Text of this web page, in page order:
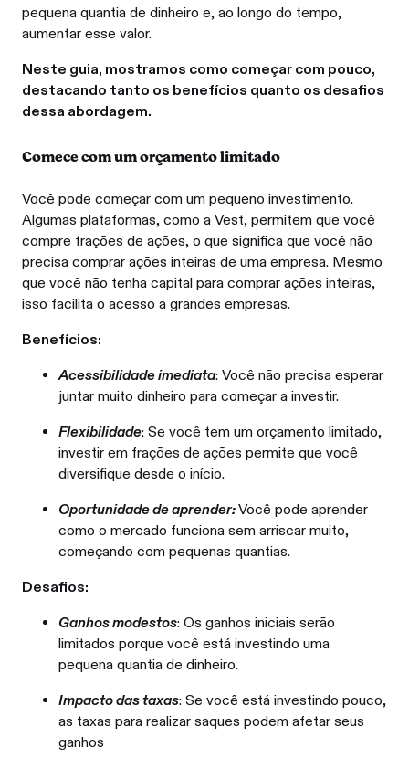
pequena quantia de dinheiro e, ao longo do tempo,
aumentar esse valor.
Neste guia, mostramos como começar com pouco,
destacando tanto os benefícios quanto os desafios
dessa abordagem.
Comece com um orçamento limitado
Você pode começar com um pequeno investimento.
Algumas plataformas, como a Vest, permitem que você
compre frações de ações, o que significa que você não
precisa comprar ações inteiras de uma empresa. Mesmo
que você não tenha capital para comprar ações inteiras,
isso facilita o acesso a grandes empresas.
Benefícios:
Acessibilidade imediata: Você não precisa esperar
juntar muito dinheiro para começar a investir.
Flexibilidade: Se você tem um orçamento limitado,
investir em frações de ações permite que você
diversifique desde o início.
Oportunidade de aprender:Você pode aprender
como o mercado funciona sem arriscar muito,
começando com pequenas quantias.
Desafios:
Ganhos modestos: Os ganhos iniciais serão
limitados porque você está investindo uma
pequena quantia de dinheiro.
Impacto das taxas: Se você está investindo pouco,
as taxas para realizar saques podem afetar seus
ganhos